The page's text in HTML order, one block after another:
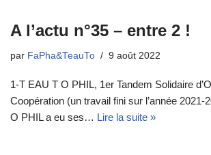
A l’actu n°35 – entre 2 !
par FaPha&TeauTo 9 août 2022
1-T EAU T O PHIL, 1er Tandem Solidaire
Coopération (un travail fini sur l’année 2021-
O PHIL a eu ses… Lire la suite »